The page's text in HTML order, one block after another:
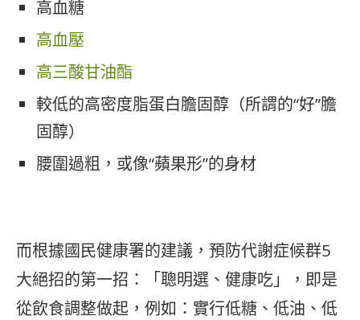
高血糖
高血壓
高三酸甘油酯
較低的高密度脂蛋白膽固醇（所謂的“好”膽
固醇）
腰圍過粗，或像“蘋果形”的身材
而根據國民健康署的建議，預防代謝症候群5
大絕招的第一招：「聰明選、健康吃」，即是
從飲食調整做起，例如：實行低糖、低油、低